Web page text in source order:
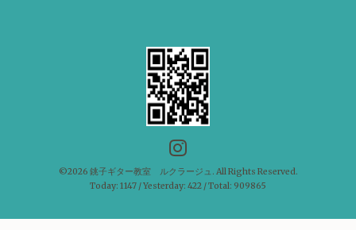
©2026 銚子ギター教室 ルクラージュ . All Rights Reserved.
Today: 1147 / Yesterday: 422 / Total: 909865